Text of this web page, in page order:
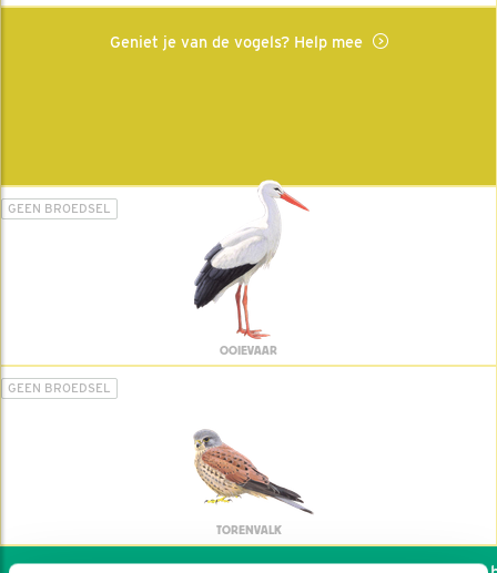
Geniet je van de vogels? Help mee
GEEN BROEDSEL
OOIEVAAR
GEEN BROEDSEL
TORENVALK